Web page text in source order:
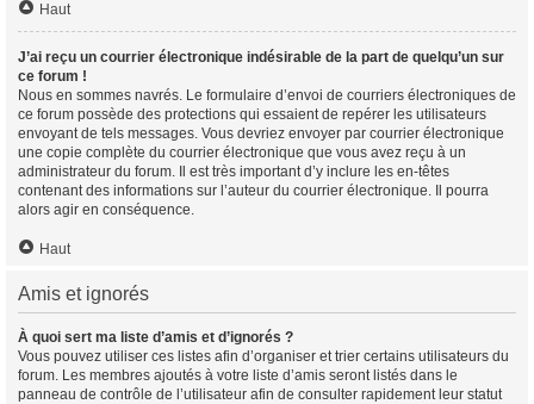
Haut
J’ai reçu un courrier électronique indésirable de la part de quelqu’un sur
ce forum !
Nous en sommes navrés. Le formulaire d’envoi de courriers électroniques de
ce forum possède des protections qui essaient de repérer les utilisateurs
envoyant de tels messages. Vous devriez envoyer par courrier électronique
une copie complète du courrier électronique que vous avez reçu à un
administrateur du forum. Il est très important d’y inclure les en-têtes
contenant des informations sur l’auteur du courrier électronique. Il pourra
alors agir en conséquence.
Haut
Amis et ignorés
À quoi sert ma liste d’amis et d’ignorés ?
Vous pouvez utiliser ces listes afin d’organiser et trier certains utilisateurs du
forum. Les membres ajoutés à votre liste d’amis seront listés dans le
panneau de contrôle de l’utilisateur afin de consulter rapidement leur statut